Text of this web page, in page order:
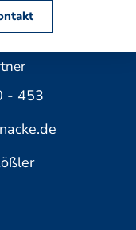
- 453